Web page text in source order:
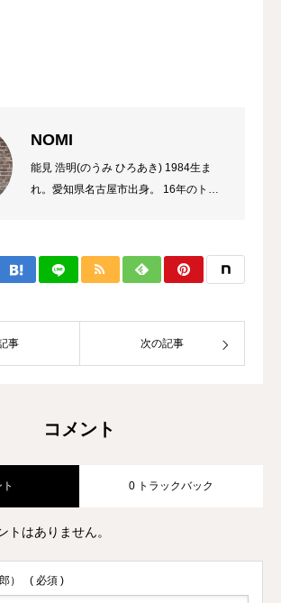
NOMI
能見 浩明(のうみ ひろあき) 1984生ま
れ。愛知県名古屋市出身。 16年のトレ
のプロ選手の試合経験などから初心者か
ら選手まで、高い指導力に定評があり、
キックボクシング界初のコンサルタント
として、ジム運営やトレーナー育成にも
力を入れている。
事 次の記事
コメント
0 トラックバック
トはありません。
） ( 必須 )